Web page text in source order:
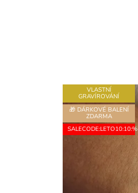
VLASTNÍ
GRAVÍROVÁNÍ
🎁 DÁRKOVÉ BALENÍ
ZDARMA
SALECODE:LETO10:10:%